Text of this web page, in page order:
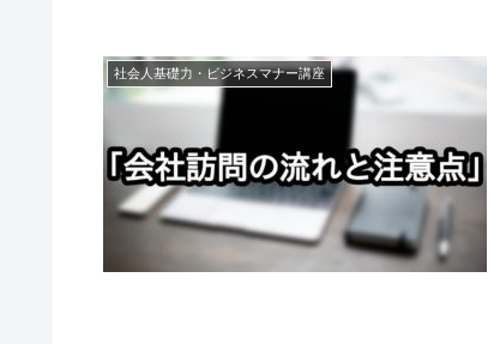
社会人基礎力・ビジネスマナー講座